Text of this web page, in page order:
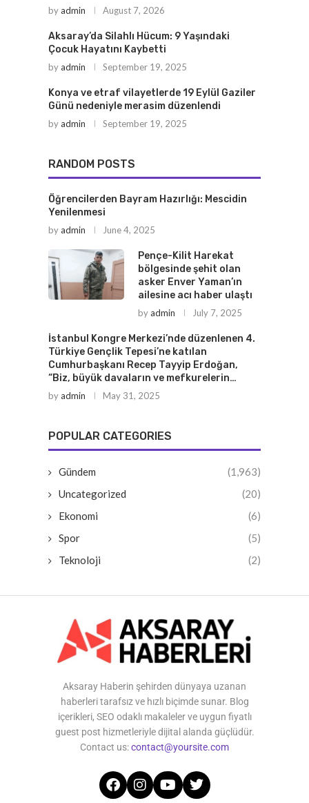
byadmin August 7, 2026
Aksaray’da Silahlı Hücum: 9 Yaşındaki
Çocuk Hayatını Kaybetti
byadmin September 19, 2025
Konya ve etraf vilayetlerde 19 Eylül Gaziler
Günü nedeniyle merasim düzenlendi
byadmin September 19, 2025
RANDOM POSTS
Öğrencilerden Bayram Hazırlığı: Mescidin
Yenilenmesi
byadmin June 4, 2025
Pençe-Kilit Harekat
bölgesinde şehit olan
asker Enver Yaman’ın
ailesine acı haber ulaştı
byadmin July 7, 2025
İstanbul Kongre Merkezi’nde düzenlenen 4.
Türkiye Gençlik Tepesi’ne katılan
Cumhurbaşkanı Recep Tayyip Erdoğan,
“Biz, büyük davaların ve mefkurelerin…
byadmin May 31, 2025
POPULAR CATEGORIES
Gündem
(1,963)
Uncategorized
(20)
Ekonomi
(6)
Spor
(5)
Teknoloji
(2)
Aksaray Haberin şehirden dünyaya uzanan
haberleri tarafsız ve hızlı biçimde sunar. Blog
içerikleri, SEO odaklı makaleler ve uygun fiyatlı
guest post hizmetleriyle dijital alanda güçlüdür.
Contact us:contact@yoursite.com